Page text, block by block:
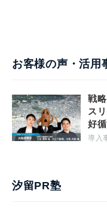
お客様の声・活用
戦
ス
好
導入
汐留PR塾